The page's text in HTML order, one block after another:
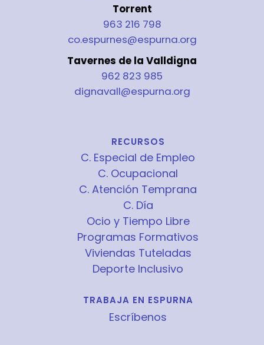
Torrent
963 216 798
co.espurnes@espurna.org
Tavernes de la Valldigna
962 823 985
dignavall@espurna.org
RECURSOS
C. Especial de Empleo
C. Ocupacional
C. Atención Temprana
C. Día
Ocio y Tiempo Libre
Programas Formativos
Viviendas Tuteladas
Deporte Inclusivo
TRABAJA EN ESPURNA
Escríbenos